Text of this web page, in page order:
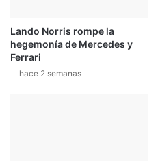
Lando Norris rompe la
hegemonía de Mercedes y
Ferrari
hace 2 semanas